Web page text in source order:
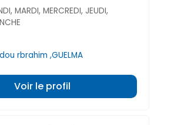
MARDI, MERCREDI, JEUDI,
rbrahim ,GUELMA
Voir le profil